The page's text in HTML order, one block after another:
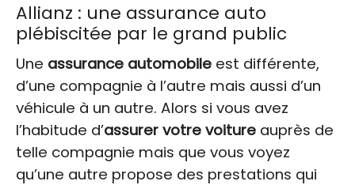
Allianz : une assurance auto
plébiscitée par le grand public
Une assurance automobile est différente,
d’une compagnie à l’autre mais aussi d’un
véhicule à un autre. Alors si vous avez
l’habitude d’assurer votre voiture auprès de
telle compagnie mais que vous voyez
qu’une autre propose des prestations qui